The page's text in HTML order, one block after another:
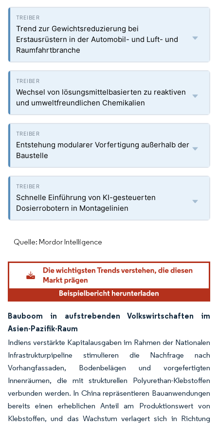
Trend zur Gewichtsreduzierung bei
Erstausrüstern in der Automobil- und Luft- und
Raumfahrtbranche
Wechsel von lösungsmittelbasierten zu reaktiven
und umweltfreundlichen Chemikalien
Entstehung modularer Vorfertigung außerhalb der
Baustelle
Schnelle Einführung von KI-gesteuerten
Dosierrobotern in Montagelinien
Quelle: Mordor Intelligence
Bauboom in aufstrebenden Volkswirtschaften im
Asien-Pazifik-Raum
Indiens verstärkte Kapitalausgaben im Rahmen der Nationalen
Infrastrukturpipeline stimulieren die Nachfrage nach
Vorhangfassaden, Bodenbelägen und vorgefertigten
Innenräumen, die mit strukturellen Polyurethan-Klebstoffen
verbunden werden. In China repräsentieren Bauanwendungen
bereits einen erheblichen Anteil am Produktionswert von
Klebstoffen, und das Wachstum verlagert sich in Richtung